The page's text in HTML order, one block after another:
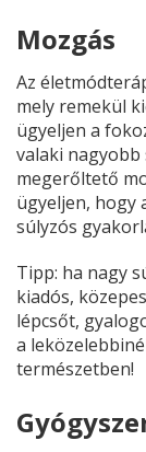
Mozgás
Az
mely remekül
ügyeljen a
valaki
megerőltető
ügyeljen, hogy
súlyzós
Tipp: ha nagy
kiadós,
lépcsőt,
a
természetben!